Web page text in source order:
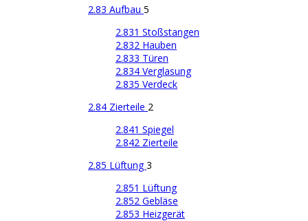
2.83 Aufbau 5
2.831 Stoßstangen
2.832 Hauben
2.833 Türen
2.834 Verglasung
2.835 Verdeck
2.84 Zierteile 2
2.841 Spiegel
2.842 Zierteile
2.85 Lüftung3
2.851 Lüftung
2.852 Gebläse
2.853 Heizgerät